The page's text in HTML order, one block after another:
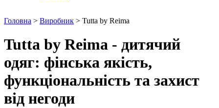
Головна > Виробник > Tutta by Reima
Tutta by Reima - дитячий
одяг: фінська якість,
функціональність та захист
від негоди